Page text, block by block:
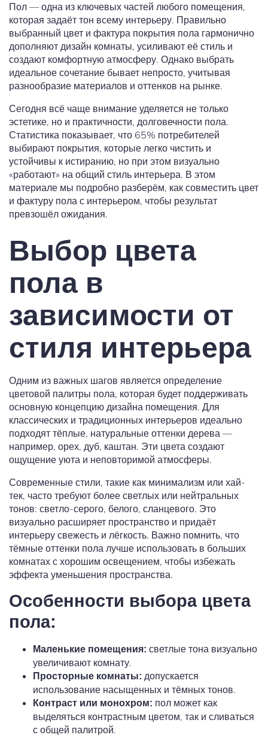
Пол — одна из ключевых частей любого помещения,
которая задаёт тон всему интерьеру. Правильно
выбранный цвет и фактура покрытия пола гармонично
дополняют дизайн комнаты, усиливают её стиль и
создают комфортную атмосферу. Однако выбрать
идеальное сочетание бывает непросто, учитывая
разнообразие материалов и оттенков на рынке.
Сегодня всё чаще внимание уделяется не только
эстетике, но и практичности, долговечности пола.
Статистика показывает, что 65% потребителей
выбирают покрытия, которые легко чистить и
устойчивы к истиранию, но при этом визуально
«работают» на общий стиль интерьера. В этом
материале мы подробно разберём, как совместить цвет
и фактуру пола с интерьером, чтобы результат
превзошёл ожидания.
Выбор цвета
пола в
зависимости от
стиля интерьера
Одним из важных шагов является определение
цветовой палитры пола, которая будет поддерживать
основную концепцию дизайна помещения. Для
классических и традиционных интерьеров идеально
подходят тёплые, натуральные оттенки дерева —
например, орех, дуб, каштан. Эти цвета создают
ощущение уюта и неповторимой атмосферы.
Современные стили, такие как минимализм или хай-
тек, часто требуют более светлых или нейтральных
тонов: светло-серого, белого, сланцевого. Это
визуально расширяет пространство и придаёт
интерьеру свежесть и лёгкость. Важно помнить, что
тёмные оттенки пола лучше использовать в больших
комнатах с хорошим освещением, чтобы избежать
эффекта уменьшения пространства.
Особенности выбора цвета
пола:
Маленькие помещения: светлые тона визуально
увеличивают комнату.
Просторные комнаты: допускается
использование насыщенных и тёмных тонов.
Контраст или монохром: пол может как
выделяться контрастным цветом, так и сливаться
с общей палитрой.